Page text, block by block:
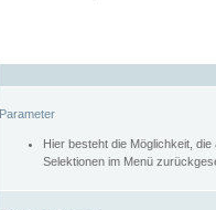
Parameter
Hier besteht die Möglichkeit,
Selektionen im Menü